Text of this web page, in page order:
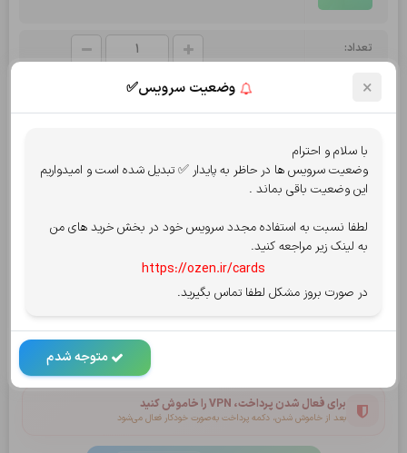
تعداد:
جمع کل: 1,179,000
انتخاب روش پرداخت
پرداخت از درگاه یا کارت به کارت
مشاهده قوانین و ضوابط
برای فعال شدن پرداخت، VPN را خاموش کنید
بعد از خاموش شدن، دکمه پرداخت به‌صورت خودکار فعال می‌شود
× وضعیت سرویس✅
با سلام و احترام
وضعیت سرویس ها در حاظر به پایدار ✅ تبدیل شده است و امیدواریم
این وضعیت باقی بماند .
لطفا نسبت به استفاده مجدد سرویس خود در بخش خرید های من
به لینک زیر مراجعه کنید.
https://ozen.ir/cards
در صورت بروز مشکل لطفا تماس بگیرید.
متوجه شدم